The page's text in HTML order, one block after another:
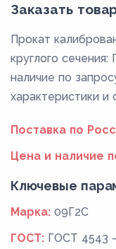
Заказать
Прокат
круглого
наличие по
характеристики и
Поставка по
Цена и наличие
Ключевые
Марка: 09Г2С
ГОСТ: ГОСТ 4543